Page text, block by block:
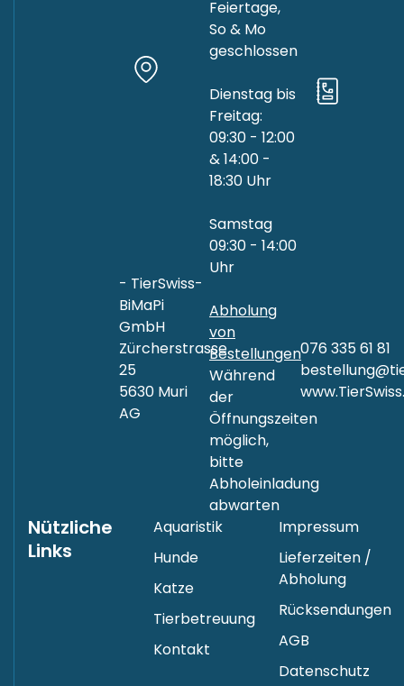
- TierSwiss-
BiMaPi
GmbH
Zürcherstrasse
25
5630 Muri
AG
Feiertage,
So & Mo
geschlossen
Dienstag bis
Freitag:
09:30 - 12:00
& 14:00 -
18:30 Uhr
Samstag
09:30 - 14:00
Uhr
Abholung
von
Bestellungen
Während
der
Öffnungszeiten
möglich,
bitte
Abholeinladung
abwarten
076 335 61 81
Nützliche
Links
Aquaristik
Hunde
Katze
Tierbetreuung
Kontakt
Impressum
Lieferzeiten /
Abholung
Rücksendungen
AGB
Datenschutz